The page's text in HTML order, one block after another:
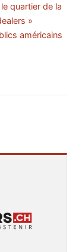
quartier de la
»
américains